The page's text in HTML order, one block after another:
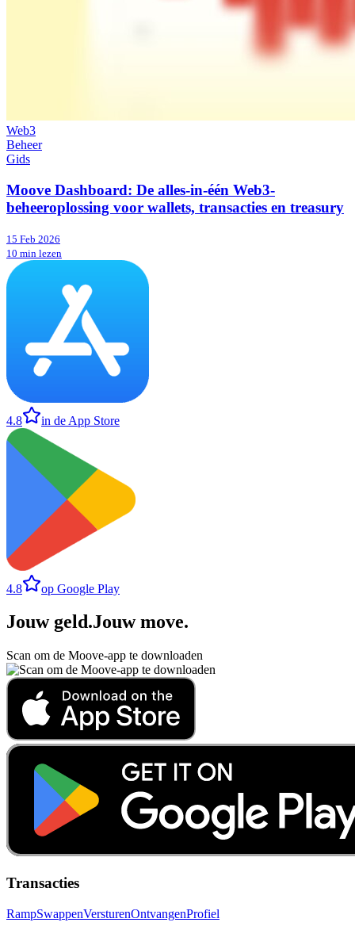
Web3
Beheer
Gids
Moove Dashboard: De alles-in-één Web3-
beheeroplossing voor wallets, transacties en treasury
15 Feb 2026
10 min lezen
4.8 in de App Store
4.8 op Google Play
Jouw geld.Jouw move.
Scan om de Moove-app te downloaden
Transacties
RampSwappenVersturenOntvangenProfiel